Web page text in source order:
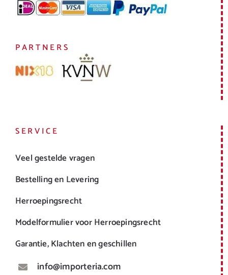
PARTNERS
SERVICE
Veel gestelde vragen
Bestelling en Levering
Herroepingsrecht
Modelformulier voor Herroepingsrecht
Garantie, Klachten en geschillen
info@importeria.com